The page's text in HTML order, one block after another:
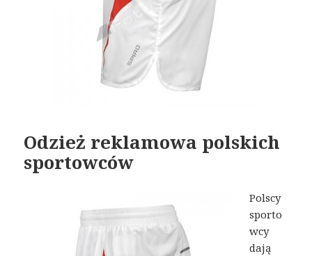
Odzież reklamowa polskich
sportowców
Polscy
sporto
wcy
dają